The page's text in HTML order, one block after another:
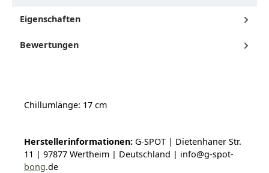
Eigenschaften
Bewertungen
Chillumlänge: 17 cm
Herstellerinformationen: G-SPOT | Dietenhaner Str.
11 | 97877 Wertheim | Deutschland | info@g-spot-
bong.de